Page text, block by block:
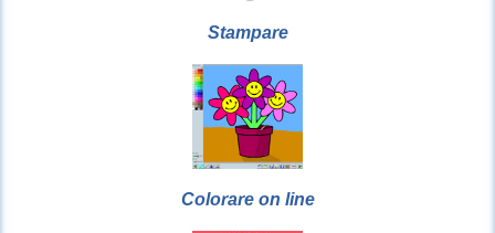
Stampare
Colorare on line